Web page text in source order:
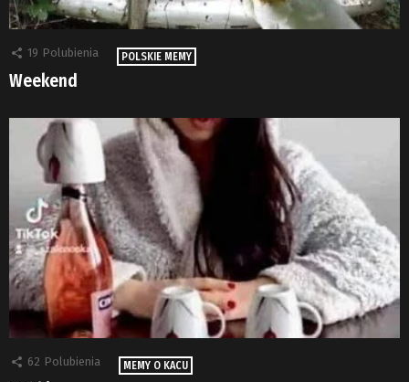
19 Polubienia POLSKIE MEMY
Weekend
62 Polubienia MEMY O KACU